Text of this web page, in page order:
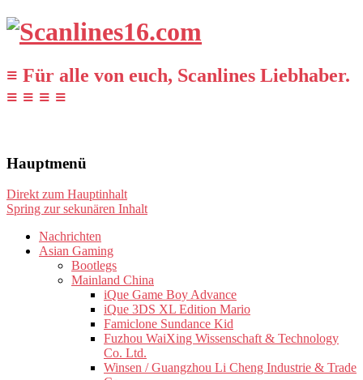
≡ Für alle von euch, Scanlines Liebhaber.
≡ ≡ ≡ ≡
Hauptmenü
Direkt zum Hauptinhalt
Spring zur sekunären Inhalt
Nachrichten
Asian Gaming
Bootlegs
Mainland China
iQue Game Boy Advance
iQue 3DS XL Edition Mario
Famiclone Sundance Kid
Fuzhou WaiXing Wissenschaft & Technology
Co. Ltd.
Winsen / Guangzhou Li Cheng Industrie & Trade